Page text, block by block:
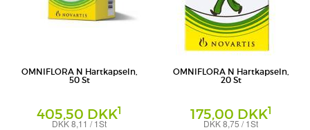
OMNIFLORA N Hartkapseln,
50 St
405,50 DKK1
DKK 8,11 / 1St
OMNIFLORA N Hartkapseln,
20 St
175,00 DKK1
DKK 8,75 / 1St